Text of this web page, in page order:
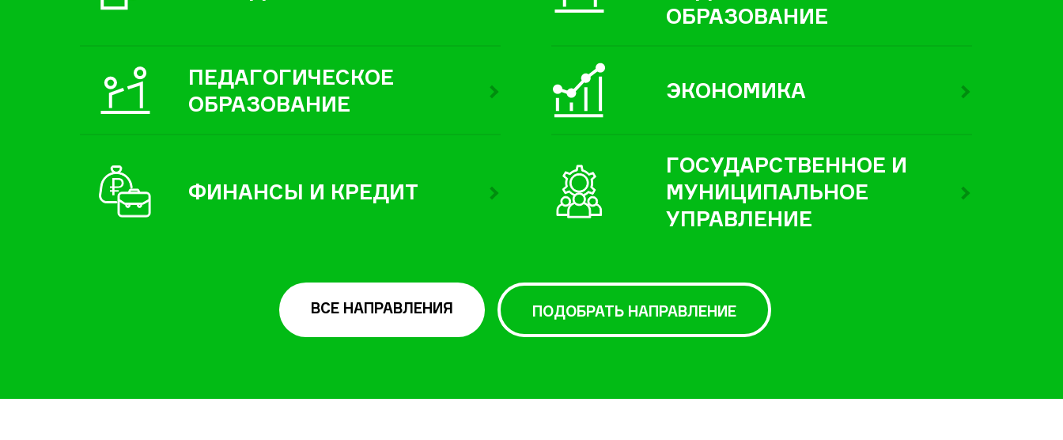
ОБРАЗОВАНИЕ
ПЕДАГОГИЧЕСКОЕ
ОБРАЗОВАНИЕ
ЭКОНОМИКА
ФИНАНСЫ И КРЕДИТ
ГОСУДАРСТВЕННОЕ И
МУНИЦИПАЛЬНОЕ
УПРАВЛЕНИЕ
ВСЕ НАПРАВЛЕНИЯ ПОДОБРАТЬ НАПРАВЛЕНИЕ